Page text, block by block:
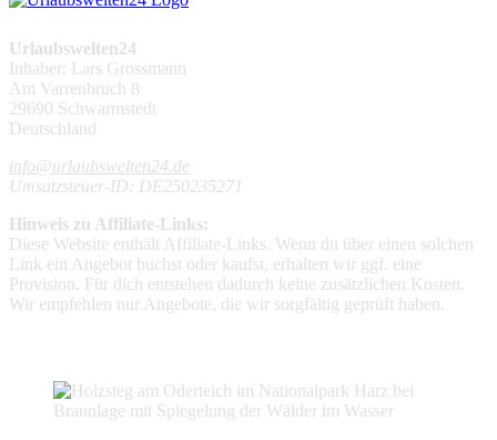
Urlaubswelten24
Inhaber: Lars Grossmann
Am Varrenbruch 8
29690 Schwarmstedt
Deutschland
info@urlaubswelten24.de
Umsatzsteuer-ID: DE250235271
Hinweis zu Affiliate-Links:
Diese Website enthält Affiliate-Links. Wenn du über einen solchen
Link ein Angebot buchst oder kaufst, erhalten wir ggf. eine
Provision. Für dich entstehen dadurch keine zusätzlichen Kosten.
Wir empfehlen nur Angebote, die wir sorgfältig geprüft haben.